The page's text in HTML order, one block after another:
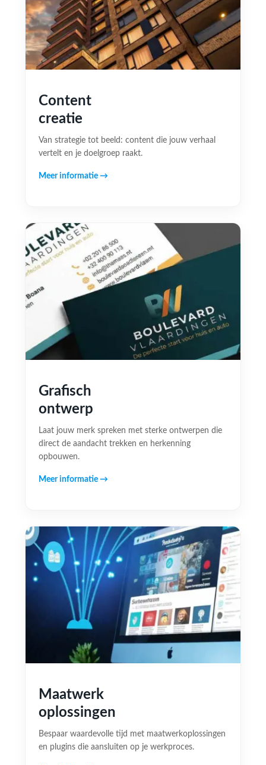
Content
creatie
Van strategie tot beeld: content die jouw verhaal
vertelt en je doelgroep raakt.
Meer informatie →
Grafisch
ontwerp
Laat jouw merk spreken met sterke ontwerpen die
direct de aandacht trekken en herkenning
opbouwen.
Meer informatie →
Maatwerk
oplossingen
Bespaar waardevolle tijd met maatwerkoplossingen
en plugins die aansluiten op je werkproces.